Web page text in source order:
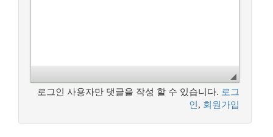
로그인 사용자만 댓글을 작성 할 수 있습니다. 로그
인 , 회원가입